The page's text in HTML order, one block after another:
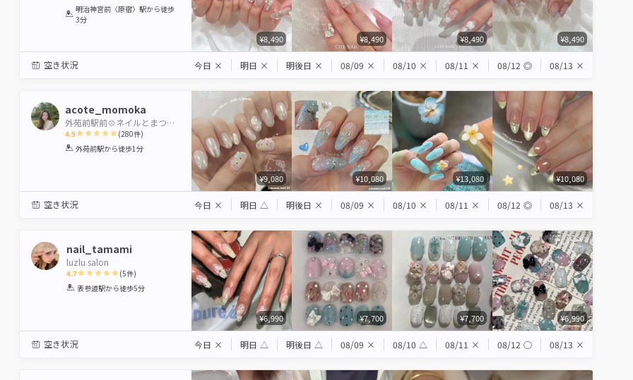
1
Star
2
Stars
3 4 5
明治神宮前〈原宿〉駅から徒歩
3分
¥8,490 ¥8,490 ¥8,490 ¥8,490
空き状況 今日 × 明日 × 明後日 × 08/09 × 08/10 × 08/11 × 08/12 ◎ 08/13 ×
acote_momoka
外苑前駅前💠ネイルとまつ毛の専門店✨10周年🤗
4.9
1 2 3 4 5
(280件)
外苑前駅から徒歩1分
¥9,080 ¥10,080 ¥13,080 ¥10,080
空き状況 今日 × 明日 △ 明後日 × 08/09 × 08/10 × 08/11 × 08/12 ◎ 08/13 ×
nail_tamami
luzlu salon
4.7
1 2 3 4 5
(5件)
表参道駅から徒歩5分
¥6,990 ¥7,700 ¥7,700 ¥6,990
空き状況 今日 × 明日 △ 明後日 △ 08/09 × 08/10 △ 08/11 × 08/12 ◯ 08/13 ×